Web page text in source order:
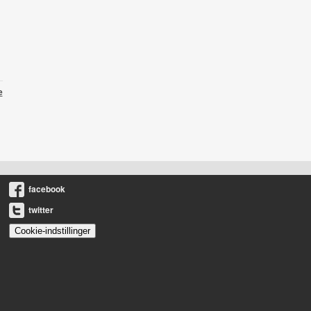
facebook
twitter
Cookie-indstillinger